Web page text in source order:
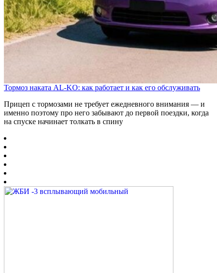
Тормоз наката AL-KO: как работает и как его обслуживать
Прицеп с тормозами не требует ежедневного внимания — и
именно поэтому про него забывают до первой поездки, когда
на спуске начинает толкать в спину